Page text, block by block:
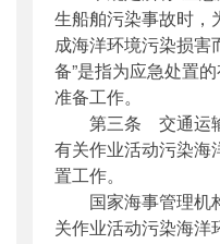
生船舶污染事故时，
成海洋环境污染损害
备”是指为应急处置
准备工作。
第三条 交通运输
有关作业活动污染海
置工作。
国家海事管理机
关作业活动污染海洋